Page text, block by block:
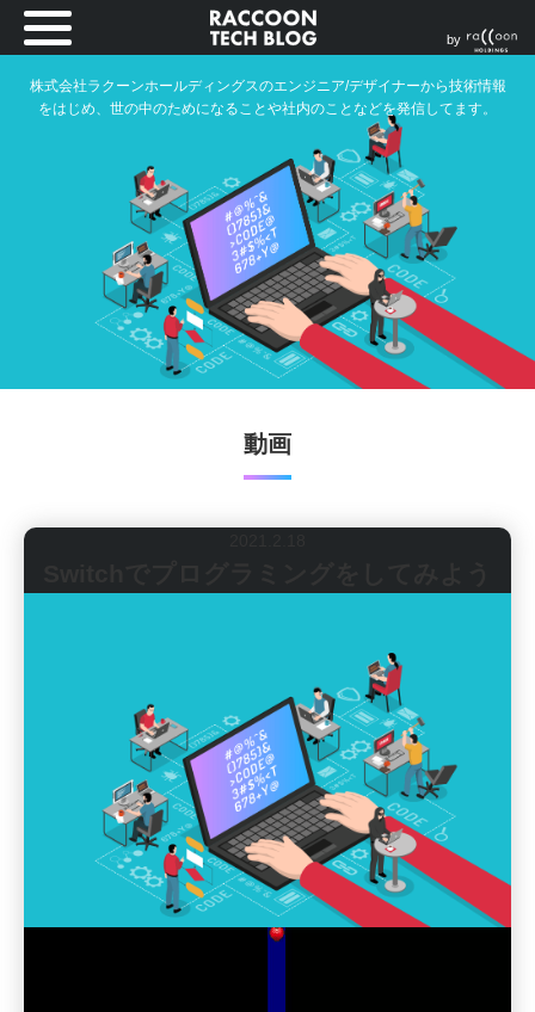
株式会社ラクーンホールディングスのエンジニア/デザイナーから技術情報
をはじめ、世の中のためになることや社内のことなどを発信してます。
by
動画
日: